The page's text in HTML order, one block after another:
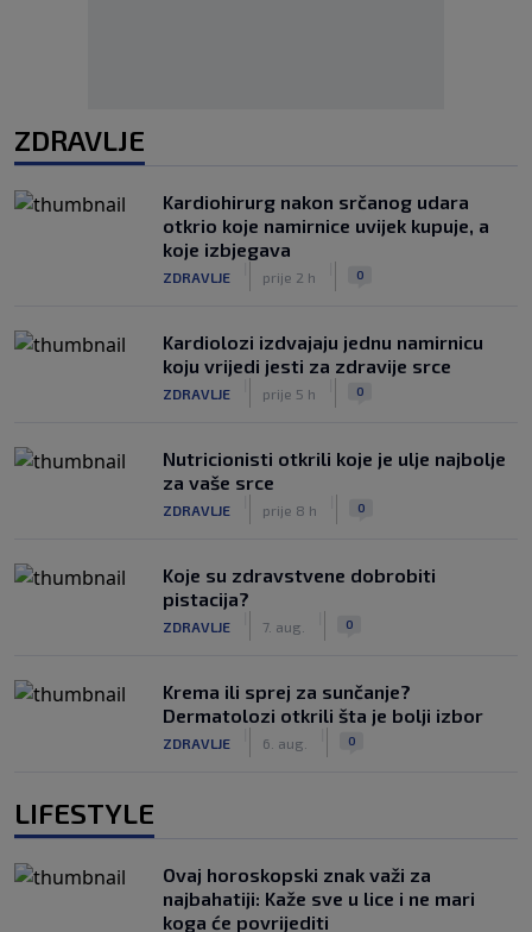
ZDRAVLJE
Kardiohirurg nakon srčanog udara
otkrio koje namirnice uvijek kupuje, a
koje izbjegava
ZDRAVLJE prije 2 h 0
Kardiolozi izdvajaju jednu namirnicu
koju vrijedi jesti za zdravije srce
ZDRAVLJE prije 5 h 0
Nutricionisti otkrili koje je ulje najbolje
za vaše srce
ZDRAVLJE prije 8 h 0
Koje su zdravstvene dobrobiti
pistacija?
ZDRAVLJE 7. aug. 0
Krema ili sprej za sunčanje?
Dermatolozi otkrili šta je bolji izbor
ZDRAVLJE 6. aug. 0
LIFESTYLE
Ovaj horoskopski znak važi za
najbahatiji: Kaže sve u lice i ne mari
koga će povrijediti